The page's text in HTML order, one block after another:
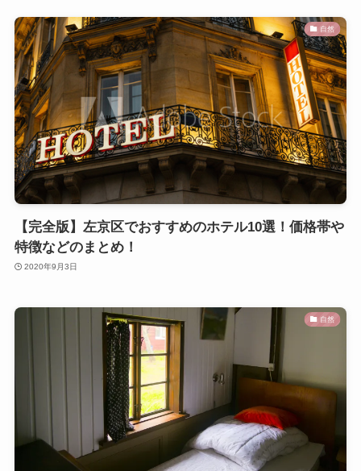
自然
【完全版】左京区でおすすめのホテル10選！価格帯や
特徴などのまとめ！
2020年9月3日
自然